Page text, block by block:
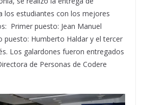
los estudiantes con los mejores
Primer puesto: Jean Manuel
puesto: Humberto Haldar y el tercer
Los galardones fueron entregados
de Personas de Codere